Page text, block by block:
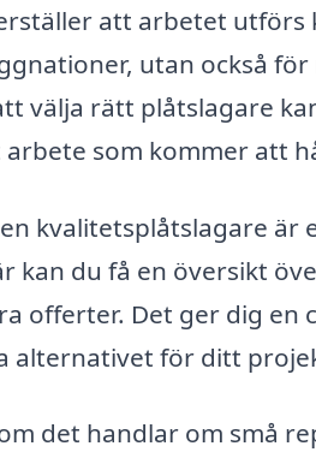
att arbetet
utan också
välja rätt plåtslagare
som kommer att
kvalitetsplåtslagare är
kan du få en översikt
offerter. Det ger dig en
alternativet för ditt
det handlar om små